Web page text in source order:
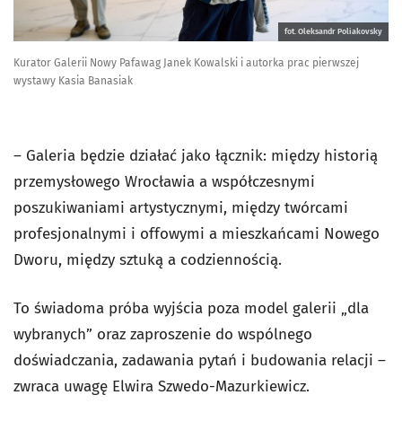
fot. Oleksandr Poliakovsky
Kurator Galerii Nowy Pafawag Janek Kowalski i autorka prac pierwszej
wystawy Kasia Banasiak
– Galeria będzie działać jako łącznik: między historią
przemysłowego Wrocławia a współczesnymi
poszukiwaniami artystycznymi, między twórcami
profesjonalnymi i offowymi a mieszkańcami Nowego
Dworu, między sztuką a codziennością.
To świadoma próba wyjścia poza model galerii „dla
wybranych” oraz zaproszenie do wspólnego
doświadczania, zadawania pytań i budowania relacji –
zwraca uwagę Elwira Szwedo-Mazurkiewicz.